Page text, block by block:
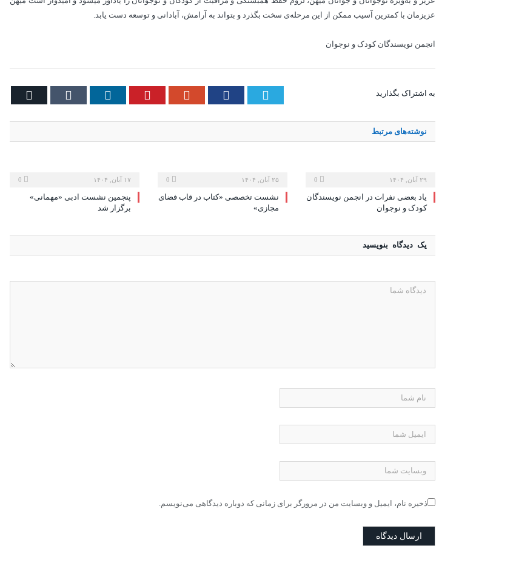
عزیزمان با کمترین آسیب ممکن از این مرحله‌ی سخت بگذرد و بتواند به آرامش، آبادانی و توسعه‌ دست یابد.
انجمن نویسندگان کودک و نوجوان
به اشتراک بگذارید Twitter
Facebook
Google+
Pinterest
LinkedIn
Tumblr
نوشته‌های مرتبط
۲۹ آبان, ۱۴۰۴
یاد بعضی نفرات در انجمن نویسندگان
کودک و نوجوان
۲۵ آبان, ۱۴۰۴
نشست تخصصی «کتاب در قاب فضای
مجازی»
۱۷ آبان, ۱۴۰۴
پنجمین نشست ادبی «مهمانی»
برگزار شد
یک دیدگاه بنویسید
ذخیره نام، ایمیل و وبسایت من در مرورگر برای زمانی که دوباره دیدگاهی می‌نویسم.